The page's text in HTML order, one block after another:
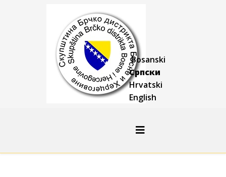
Bosanski
Српски
Hrvatski
English